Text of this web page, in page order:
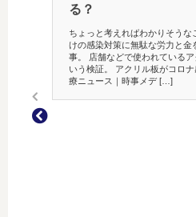
る？
ちょっと考えればわかりそうな
けの感染対策に無駄な労力と金
事。 店舗などで使われている
いう検証。 アクリル板がコロ
療ニュース｜時事メデ […]